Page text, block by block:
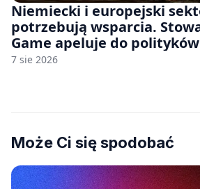
Niemiecki i europejski
potrzebują wsparcia.
Game apeluje do polityków
7 sie 2026
Może Ci się spodobać